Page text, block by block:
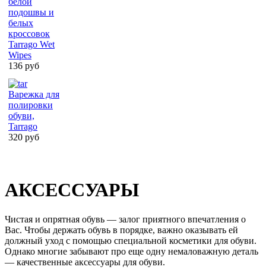
подошвы и
белых
кроссовок
Tarrago Wet
Wipes
136 руб
Варежка для
полировки
обуви,
Tarrago
320 руб
АКСЕССУАРЫ
Чистая и опрятная обувь — залог приятного впечатления о
Вас. Чтобы держать обувь в порядке, важно оказывать ей
должный уход с помощью специальной косметики для обуви.
Однако многие забывают про еще одну немаловажную деталь
— качественные аксессуары для обуви.